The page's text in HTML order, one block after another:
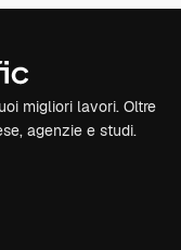
migliori lavori. Oltre
agenzie e studi.